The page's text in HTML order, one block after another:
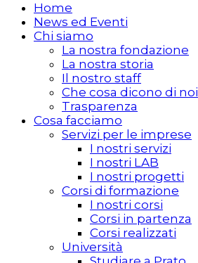
Home
News ed Eventi
Chi siamo
La nostra fondazione
La nostra storia
Il nostro staff
Che cosa dicono di noi
Trasparenza
Cosa facciamo
Servizi per le imprese
I nostri servizi
I nostri LAB
I nostri progetti
Corsi di formazione
I nostri corsi
Corsi in partenza
Corsi realizzati
Università